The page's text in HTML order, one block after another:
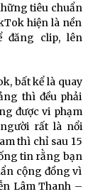
tiêu chuẩn
hiện là nền
đăng clip, lên
bất kể là quay
thì đều phải
được vi phạm
rất là nổi
thì chỉ sau 15
tin rằng bạn
cộng đồng vì
Lâm Thanh –